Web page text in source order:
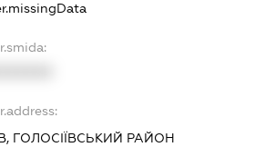
ГОЛОСІЇВСЬКИЙ РАЙОН